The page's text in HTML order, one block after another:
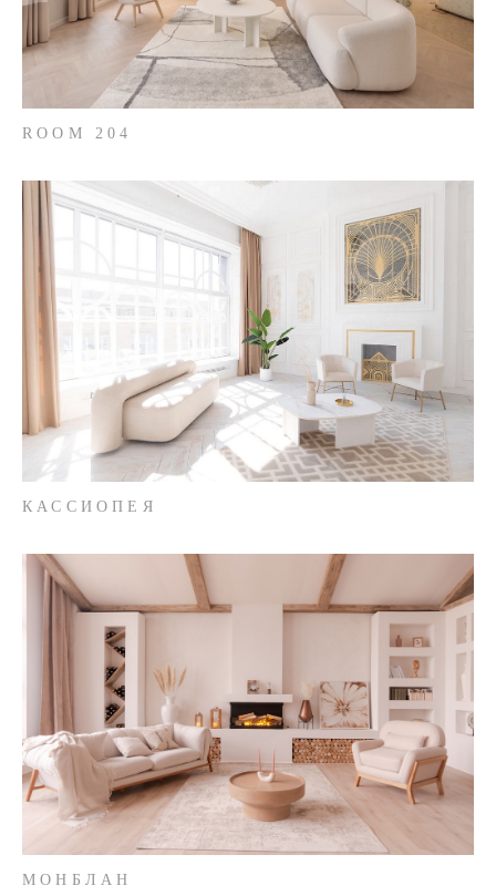
ROOM 204
КАССИОПЕЯ
МОНБЛАН